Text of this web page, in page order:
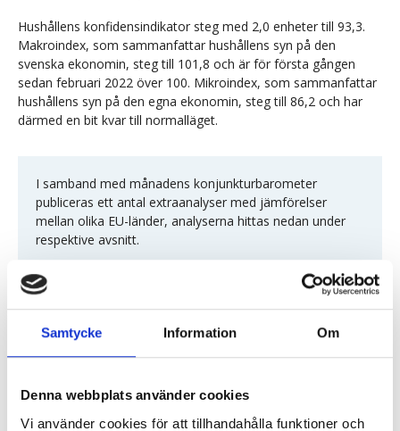
Samtycke Information Om
Denna webbplats använder cookies
Vi använder cookies för att tillhandahålla funktioner och
Hushållens konfidensindikator steg med 2,0 enheter till 93,3.
Makroindex, som sammanfattar hushållens syn på den
svenska ekonomin, steg till 101,8 och är för första gången
sedan februari 2022 över 100. Mikroindex, som sammanfattar
hushållens syn på den egna ekonomin, steg till 86,2 och har
därmed en bit kvar till normalläget.
I samband med månadens konjunkturbarometer
publiceras ett antal extraanalyser med jämförelser
mellan olika EU-länder, analyserna hittas nedan under
respektive avsnitt.
Indikatorer
apr
2024
maj
2024
2024
Barometerindikatorn 95,1 94,1